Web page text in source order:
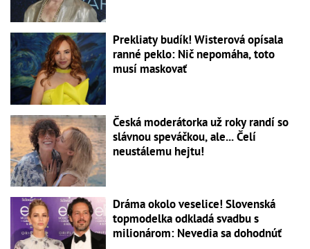
Prekliaty budík! Wisterová opísala
ranné peklo: Nič nepomáha, toto
musí maskovať
Česká moderátorka už roky randí so
slávnou speváčkou, ale... Čelí
neustálemu hejtu!
Dráma okolo veselice! Slovenská
topmodelka odkladá svadbu s
milionárom: Nevedia sa dohodnúť